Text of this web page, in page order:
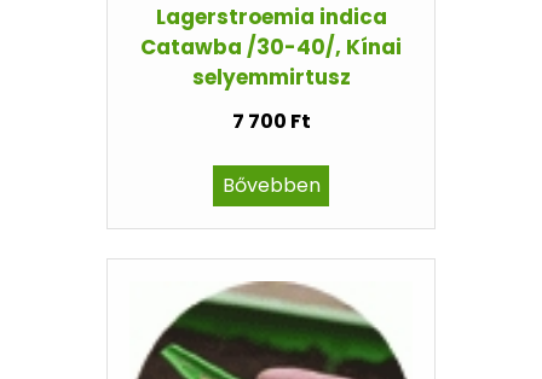
Lagerstroemia indica
Catawba /30-40/, Kínai
selyemmirtusz
7 700 Ft
Bővebben